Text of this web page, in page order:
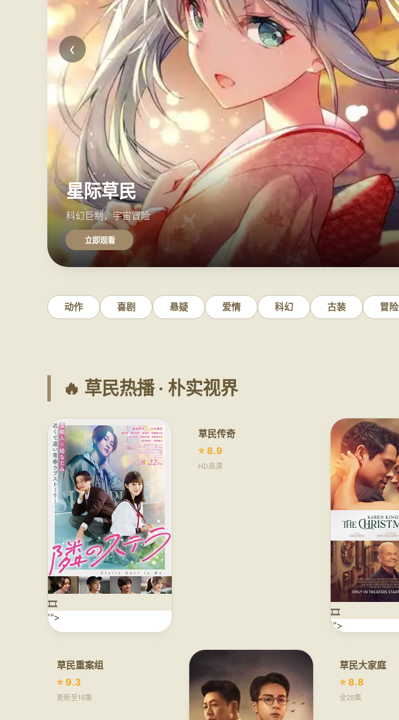
星际草民
科幻巨制，宇宙冒险
立即观看
‹
动作 喜剧 悬疑 爱情 科幻 古装 冒险
🔥 草民热播 · 朴实视界
🎞️
'">
草民传奇
⭐ 8.9
HD高清
🎞️
'">
草民重案组
⭐ 9.3
更新至16集
草民大家庭
⭐ 8.8
全28集